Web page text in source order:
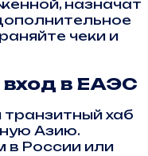
назначат
чеки и
вход в ЕАЭС
хаб
Азию.
в России или